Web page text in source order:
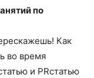
по
Как
во время
и PRстатью